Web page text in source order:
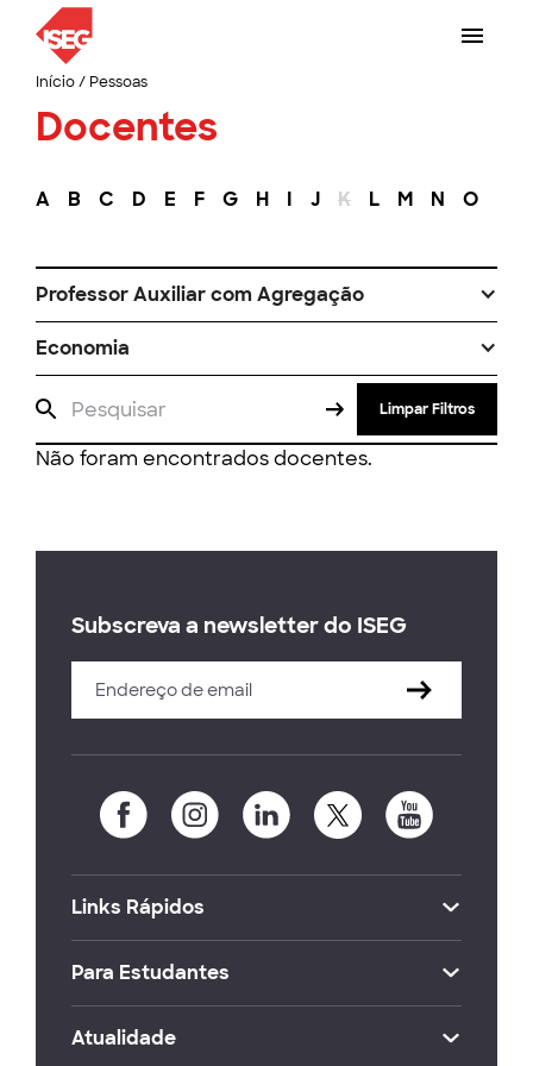
Início/ Pessoas
Docentes
A B C D E F G H I J K L M N O
Professor Auxiliar com Agregação
Economia
Limpar Filtros
Não foram encontrados docentes.
Subscreva a newsletter do ISEG
Links Rápidos
Para Estudantes
Atualidade